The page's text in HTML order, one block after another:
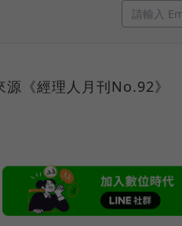
源《經理人月刊No.92》